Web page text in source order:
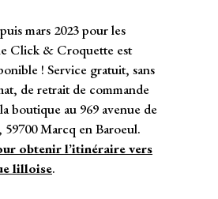
mars 2023 pour les
Click & Croquette est
! Service gratuit, sans
de retrait de commande
boutique au 969 avenue de
Marcq en Baroeul.
obtenir l’itinéraire vers
lilloise.